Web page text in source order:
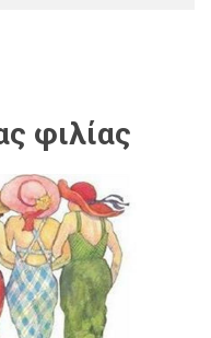
φιλίας